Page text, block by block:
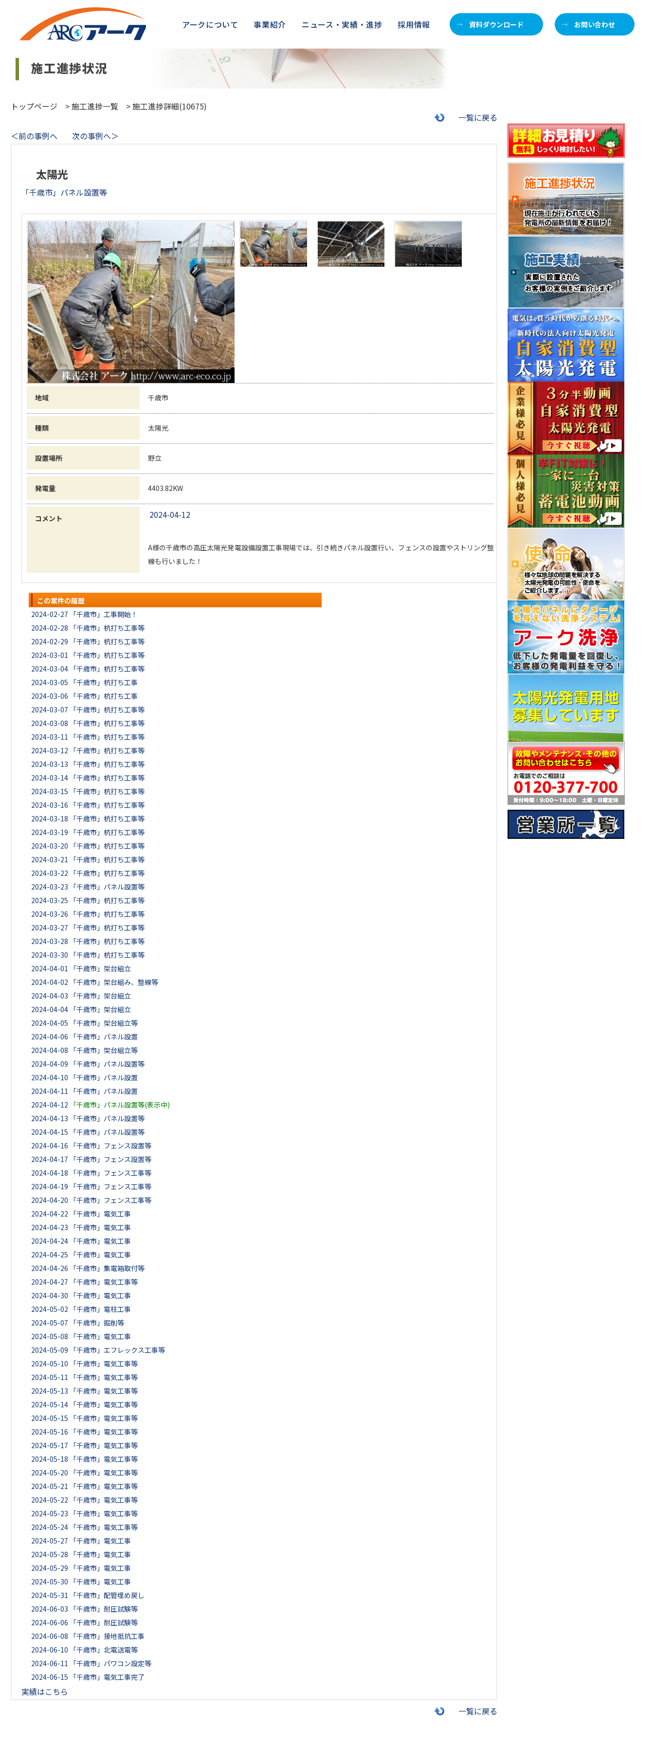
アークについて 事業紹介 ニュース・実績・進捗 採用情報 資料ダウンロード お問い合わせ
トップページ >施工進捗一覧 >施工進捗詳細(10675)
一覧に戻る
＜前の事例へ
次の事例へ＞
太陽光
「千歳市」パネル設置等
地域 千歳市
種類 太陽光
設置場所 野立
発電量 4403.82KW
コメント 2024-04-12
A様の千歳市の高圧太陽光発電設備設置工事現場では、引き続きパネル設置行い、フェンスの設置やストリング整
線も行いました！
この案件の履歴
2024-02-27
「千歳市」工事開始！
2024-02-28
「千歳市」杭打ち工事等
2024-02-29
「千歳市」杭打ち工事等
2024-03-01
「千歳市」杭打ち工事等
2024-03-04 「千歳市」杭打ち工事等
2024-03-05
「千歳市」杭打ち工事
2024-03-06
「千歳市」杭打ち工事
2024-03-07
「千歳市」杭打ち工事等
2024-03-08
「千歳市」杭打ち工事等
2024-03-11
「千歳市」杭打ち工事等
2024-03-12
「千歳市」杭打ち工事等
2024-03-13
「千歳市」杭打ち工事等
2024-03-14 「千歳市」杭打ち工事等
2024-03-15
「千歳市」杭打ち工事等
2024-03-16
「千歳市」杭打ち工事等
2024-03-18
「千歳市」杭打ち工事等
2024-03-19
「千歳市」杭打ち工事等
2024-03-20
「千歳市」杭打ち工事等
2024-03-21
「千歳市」杭打ち工事等
2024-03-22
「千歳市」杭打ち工事等
2024-03-23
「千歳市」パネル設置等
2024-03-25
「千歳市」杭打ち工事等
2024-03-26
「千歳市」杭打ち工事等
2024-03-27
「千歳市」杭打ち工事等
2024-03-28
「千歳市」杭打ち工事等
2024-03-30
「千歳市」杭打ち工事等
2024-04-01
「千歳市」架台組立
2024-04-02
「千歳市」架台組み、整線等
2024-04-03
「千歳市」架台組立
2024-04-04 「千歳市」架台組立
2024-04-05
「千歳市」架台組立等
2024-04-06
「千歳市」パネル設置
2024-04-08
「千歳市」架台組立等
2024-04-09
「千歳市」パネル設置等
2024-04-10
「千歳市」パネル設置
2024-04-11
「千歳市」パネル設置
2024-04-12
「千歳市」パネル設置等(表示中)
2024-04-13
「千歳市」パネル設置等
2024-04-15
「千歳市」パネル設置等
2024-04-16
「千歳市」フェンス設置等
2024-04-17
「千歳市」フェンス設置等
2024-04-18
「千歳市」フェンス工事等
2024-04-19
「千歳市」フェンス工事等
2024-04-20
「千歳市」フェンス工事等
2024-04-22
「千歳市」電気工事
2024-04-23
「千歳市」電気工事
2024-04-24 「千歳市」電気工事
2024-04-25
「千歳市」電気工事
2024-04-26
「千歳市」集電箱取付等
2024-04-27
「千歳市」電気工事等
2024-04-30
「千歳市」電気工事
2024-05-02
「千歳市」電柱工事
2024-05-07
「千歳市」掘削等
2024-05-08
「千歳市」電気工事
2024-05-09
「千歳市」エフレックス工事等
2024-05-10
「千歳市」電気工事等
2024-05-11
「千歳市」電気工事等
2024-05-13
「千歳市」電気工事等
2024-05-14 「千歳市」電気工事等
2024-05-15
「千歳市」電気工事等
2024-05-16
「千歳市」電気工事等
2024-05-17
「千歳市」電気工事等
2024-05-18
「千歳市」電気工事等
2024-05-20
「千歳市」電気工事等
2024-05-21
「千歳市」電気工事等
2024-05-22
「千歳市」電気工事等
2024-05-23
「千歳市」電気工事等
2024-05-24 「千歳市」電気工事等
2024-05-27
「千歳市」電気工事
2024-05-28
「千歳市」電気工事
2024-05-29
「千歳市」電気工事
2024-05-30
「千歳市」電気工事
2024-05-31
「千歳市」配管埋め戻し
2024-06-03
「千歳市」耐圧試験等
2024-06-06
「千歳市」耐圧試験等
2024-06-08
「千歳市」接地抵抗工事
2024-06-10
「千歳市」北電送電等
2024-06-11
「千歳市」パワコン設定等
2024-06-15
「千歳市」電気工事完了
実績はこちら
一覧に戻る